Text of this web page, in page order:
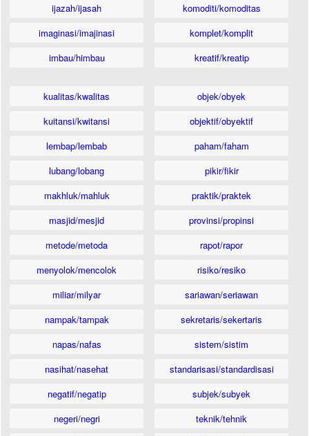
ijazah/ijasah
imaginasi/imajinasi
imbau/himbau
komoditi/komoditas
komplet/komplit
kreatif/kreatip
kualitas/kwalitas
kuitansi/kwitansi
lembap/lembab
lubang/lobang
makhluk/mahluk
masjid/mesjid
metode/metoda
menyolok/mencolok
miliar/milyar
nampak/tampak
napas/nafas
nasihat/nasehat
negatif/negatip
negeri/negri
objek/obyek
objektif/obyektif
paham/faham
pikir/fikir
praktik/praktek
provinsi/propinsi
rapot/rapor
risiko/resiko
sariawan/seriawan
sekretaris/sekertaris
sistem/sistim
standarisasi/standardisasi
subjek/subyek
teknik/tehnik